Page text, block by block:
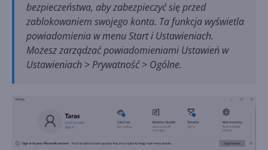
bezpieczeństwa, aby zabezpieczyć się przed
zablokowaniem swojego konta. Ta funkcja wyświetla
powiadomienia w menu Start i Ustawieniach.
Możesz zarządzać powiadomieniami Ustawień w
Ustawieniach > Prywatność > Ogólne.